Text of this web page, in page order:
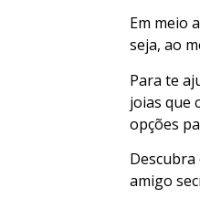
Em meio
seja, ao
Para te
joias que
opções
amigo